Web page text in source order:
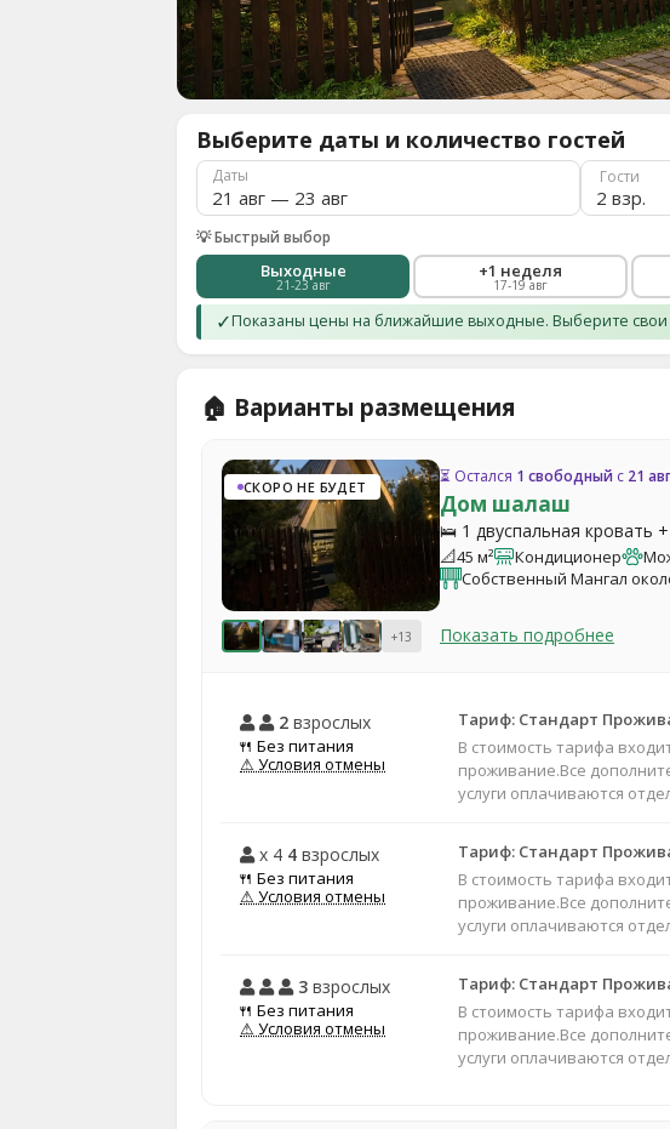
Выберите даты и количество гостей
Даты Гости
2 взр.
💡 Быстрый выбор
Выходные
21-23 авг
+1 неделя
17-19 авг
✓Показаны цены на ближайшие выходные. Выберите свои
🏠 Варианты размещения
СКОРО НЕ БУДЕТ
+13
⏳ Остался 1 свободный с 21 авг
Дом шалаш
🛌 1 двуспальная кровать
📐45 м² Кондиционер
Собственный Мангал
Показать подробнее
2 взрослых
🍴 Без питания
⚠ Условия отмены
Тариф: Стандарт
В стоимость тарифа
проживание.Все
услуги оплачиваются
x 4 4 взрослых
🍴 Без питания
⚠ Условия отмены
Тариф: Стандарт
В стоимость тарифа
проживание.Все
услуги оплачиваются
3 взрослых
🍴 Без питания
⚠ Условия отмены
Тариф: Стандарт
В стоимость тарифа
проживание.Все
услуги оплачиваются